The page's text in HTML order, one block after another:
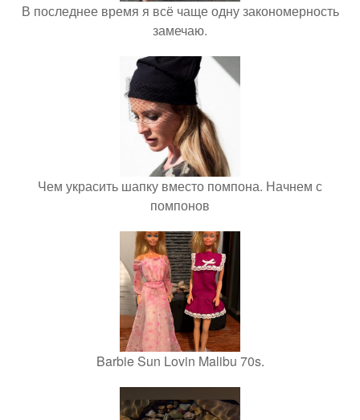
В последнее время я всё чаще одну закономерность
замечаю.
Чем украсить шапку вместо помпона. Начнем с
помпонов
Barbie Sun Lovin Malibu 70s.